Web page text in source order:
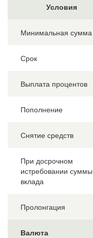
Условия
Минимальная сумма
Срок
Выплата процентов
Пополнение
Снятие средств
При досрочном
истребовании суммы
вклада
Пролонгация
Валюта